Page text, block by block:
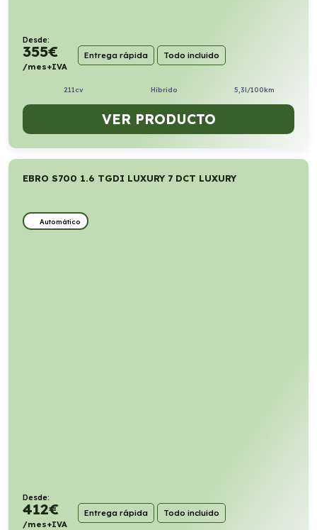
Desde:
355€
/mes+IVA
Entrega rápida Todo incluido
211cv Híbrido 5,3l/100km
VER PRODUCTO
EBRO S700 1.6 TGDI LUXURY 7 DCT LUXURY
Automático
Desde:
412€
/mes+IVA
Entrega rápida Todo incluido